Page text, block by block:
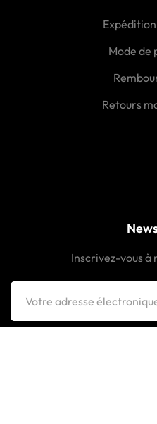
Mode de
Retours
Inscrivez-vous